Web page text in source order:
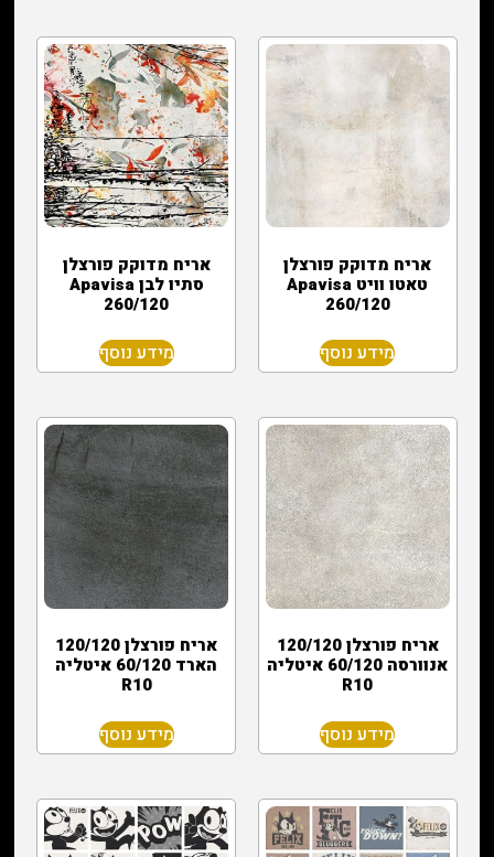
אריח מדוקק פורצלן
טאטו וויט Apavisa
260/120
מידע נוסף
אריח מדוקק פורצלן
סתיו לבן Apavisa
260/120
מידע נוסף
אריח פורצלן 120/120
אנוורסה 60/120 איטליה
R10
מידע נוסף
אריח פורצלן 120/120
הארד 60/120 איטליה
R10
מידע נוסף